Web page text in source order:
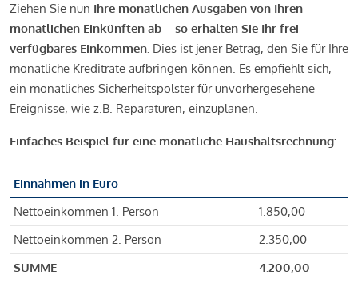
Ziehen Sie nun Ihre monatlichen Ausgaben von Ihren
monatlichen Einkünften ab – so erhalten Sie Ihr frei
verfügbares Einkommen. Dies ist jener Betrag, den Sie für Ihre
monatliche Kreditrate aufbringen können. Es empfiehlt sich,
ein monatliches Sicherheitspolster für unvorhergesehene
Ereignisse, wie z.B. Reparaturen, einzuplanen.
Einfaches Beispiel für eine monatliche Haushaltsrechnung:
Einnahmen in Euro
Nettoeinkommen 1. Person
1.850,00
Nettoeinkommen 2. Person
2.350,00
SUMME
4.200,00